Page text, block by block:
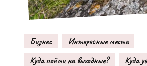
Бизнес
Интересные места
Куда пойти на выходные?
Куда